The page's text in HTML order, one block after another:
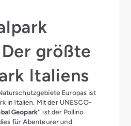
größte
Italiens
Europas ist
in Italien. Mit der UNESCO-
Geopark‘‘ ist der Pollino
für Abenteurer und